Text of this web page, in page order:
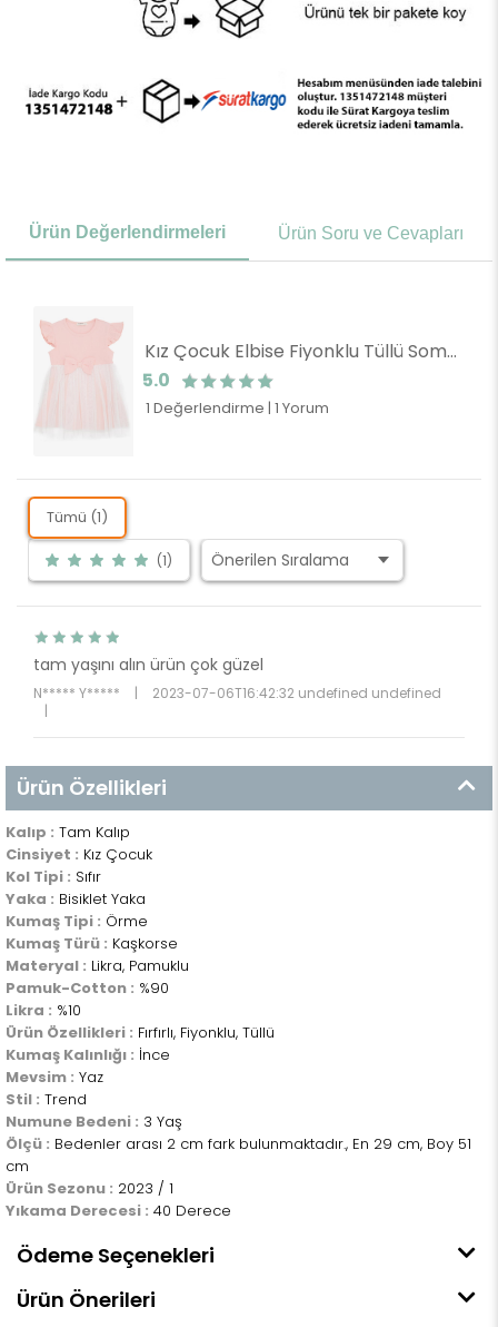
Ürün Değerlendirmeleri Ürün Soru ve Cevapları
Kız Çocuk Elbise Fiyonklu Tüllü Somon (6 Yaş)
5.0
1 Değerlendirme | 1 Yorum
Tümü (1)
(1)
tam yaşını alın ürün çok güzel
N***** Y***** |
2023-07-06T16:42:32 undefined undefined
|
Ürün Özellikleri
Kalıp : Tam Kalıp
Cinsiyet : Kız Çocuk
Kol Tipi : Sıfır
Yaka : Bisiklet Yaka
Kumaş Tipi : Örme
Kumaş Türü : Kaşkorse
Materyal : Likra, Pamuklu
Pamuk-Cotton : %90
Likra : %10
Ürün Özellikleri : Fırfırlı, Fiyonklu, Tüllü
Kumaş Kalınlığı : İnce
Mevsim : Yaz
Stil : Trend
Numune Bedeni : 3 Yaş
Ölçü : Bedenler arası 2 cm fark bulunmaktadır., En 29 cm, Boy 51
cm
Ürün Sezonu : 2023 / 1
Yıkama Derecesi : 40 Derece
Ödeme Seçenekleri
Ürün Önerileri